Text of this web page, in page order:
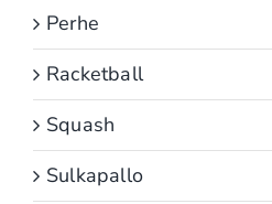
Perhe
Racketball
Squash
Sulkapallo